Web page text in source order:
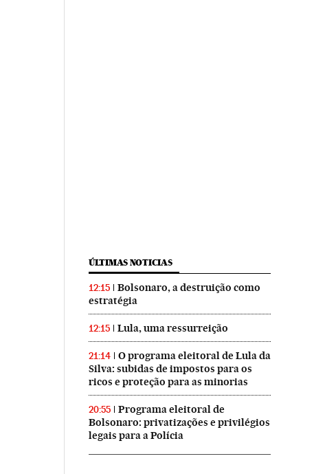
ÚLTIMAS NOTICIAS
12:15
Bolsonaro, a destruição como
estratégia
12:15 Lula, uma ressurreição
21:14
O programa eleitoral de Lula da
Silva: subidas de impostos para os
ricos e proteção para as minorias
20:55
Programa eleitoral de
Bolsonaro: privatizações e privilégios
legais para a Polícia